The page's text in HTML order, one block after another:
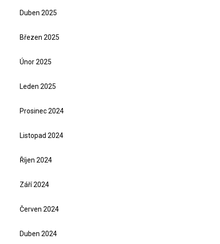
Duben 2025
Březen 2025
Únor 2025
Leden 2025
Prosinec 2024
Listopad 2024
Říjen 2024
Září 2024
Červen 2024
Duben 2024